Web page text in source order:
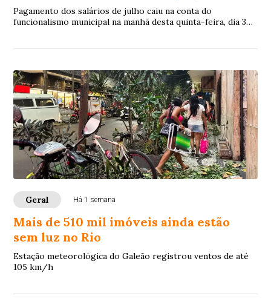
Pagamento dos salários de julho caiu na conta do
funcionalismo municipal na manhã desta quinta-feira, dia 30
Geral Há 1 semana
Mais de 510 mil imóveis ainda estão
sem luz no Rio
Estação meteorológica do Galeão registrou ventos de até
105 km/h